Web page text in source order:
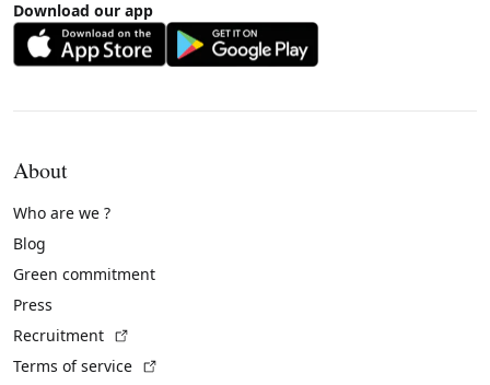
Download our app
About
Who are we ?
Blog
Green commitment
Press
Recruitment
Terms of service